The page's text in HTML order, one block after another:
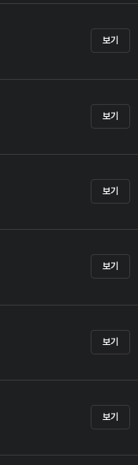
보기
보기
보기
보기
보기
보기